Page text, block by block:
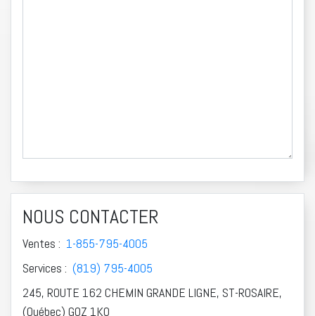
NOUS CONTACTER
Ventes : 1-855-795-4005
Services : (819) 795-4005
245, ROUTE 162 CHEMIN GRANDE LIGNE, ST-ROSAIRE,
(Québec) G0Z 1K0